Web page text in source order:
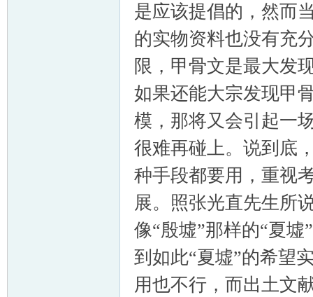
是应该提倡的，然而
的实物资料也没有充
限，甲骨文是最大发
如果还能大宗发现甲
模，那将又会引起一
很难再碰上。说到底
种手段都要用，重视
展。照张光直先生所
像“殷墟”那样的“夏
到如此“夏墟”的希望
用也不行，而出土文